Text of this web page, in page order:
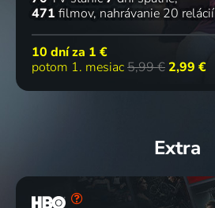
471 filmov nahrávanie 20 relácií
10 dní za 1 €
potom 1. mesiac5,99 € 2,99 €
Extra